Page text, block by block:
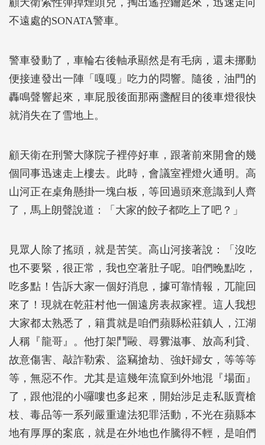
顧天衛索性彈掉煙頭兒，掏出遙控鑰匙來，迅速走向
不遠處的SONATA警車。
警車發動了，車輪右後軸承顯然是有毛病，還未挪動
便接連發出一陣「嘎嘎」吃力的悶響。隨後，油門的
轟鳴聲響起來，車屁股後面那兩盞醒目的後車燈很快
就消失在了雪地上。
顧天衛在刑警大隊院子裡停好車，跟著前來開會的幾
個同事迅速走上樓去。此時，會議室裡燈火通明。高
山河正在桌角懸掛一塊白板，等回過頭來意識到人齊
了，馬上朗聲說道：「大家的餃子都吃上了吧？」
見眾人除了搖頭，就是苦笑。高山河接著說：「沒吃
也不要緊，很正常，我也空著肚子呢。咱們晚點吃，
吃多點！告訴大家一個好消息，據可靠情報，兀龍回
來了！現就在乾莊村他一個遠房表叔家裡。這人我想
大家都太熟悉了，籍貫就是咱們蘋縣松莊鎮人，江湖
人稱『龍哥』。他打架鬥毆、尋釁滋事、放高利貸、
故意傷害、敲詐勒索、盜竊搶劫、強奸婦女，等等等
等，無惡不作。尤其是這幾年流竄到外地混『場面』
了，跟他混的小囉嘍也多起來，開始涉足走私販賣槍
枝、毒品等一系列嚴重違法犯罪活動，不光在蘋縣本
地有厚厚的案底，就是在外地也作騰得不輕，是咱們